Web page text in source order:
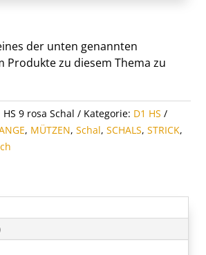
der unten genannten
Produkte zu diesem Thema zu
HS 9 rosa Schal Kategorie: D1 HS
, MÜTZEN, Schal, SCHALS, STRICK,